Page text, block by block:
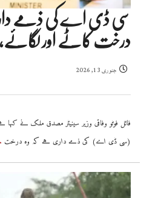
سی ڈی اے کی ذمے
درخت کاٹے اور
جنوری 13, 2026
فائل فوٹو وفاقی وزیر سینیٹر مصدق ملک نے کہا
(سی ڈی اے) کی ذمے داری ہے کہ وہ درخت